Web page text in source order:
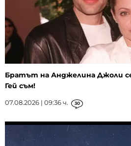
Братът на Анджелина Джоли
Гей съм!
07.08.2026 | 09:36 ч. 30